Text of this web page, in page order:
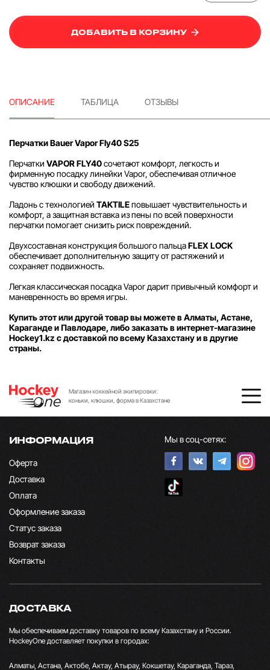
ДОБАВИТЬ В КОРЗИНУ
ОПИСАНИЕ ТАБЛИЦА ОТЗЫВЫ
Перчатки Bauer Vapor Fly40 S25
Перчатки VAPOR FLY40сочетают комфорт, легкость и
фирменную посадку линейки Vapor, обеспечивая отличное
чувство клюшки и свободу движений.
Ладонь с технологией TAKTILEповышает чувствительность и
комфорт, а защитная вставка из пены по всей поверхности
перчатки помогает снизить риск повреждений.
Двухсоставная конструкция большого пальцаFLEX LOCK
обеспечивает дополнительную защиту от растяжений и
сохраняет подвижность.
Легкая классическая посадка Vapor дарит привычный комфорт и
маневренность во время игры.
Купить этот или другой товар вы можете в Алматы, Астане,
Караганде и Павлодаре, либо заказать в интернет-магазине
Hockey1.kz с доставкой по всему Казахстану и в другие
страны.
Магазин хоккейной экипировки:
коньки, клюшки, форма в Казахстане
ИНФОРМАЦИЯ
Оферта
Доставка
Оплата
Оформление заказа
Статус заказа
Возврат заказа
Контакты
Мы в соц-сетях:
ДОСТАВКА
Мы обеспечиваем доставку товаров по всему Казахстану и России.
HockeyOne доставляет покупки в городах:
Алматы, Астана, Актобе, Актау, Атырау, Кокшетау, Караганда, Тараз,